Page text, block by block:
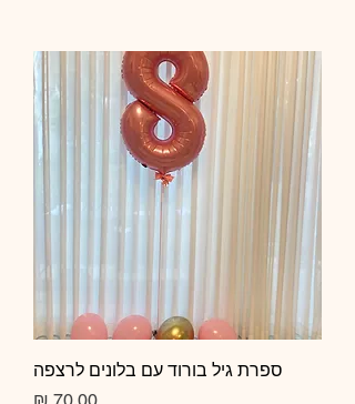
ספרת גיל בורוד עם בלונים לרצפה
מחיר